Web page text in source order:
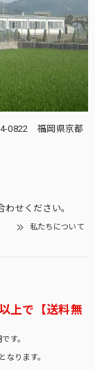
0822 福岡県京都
せください。
私たちについて
上で【送料無
す。
ります。